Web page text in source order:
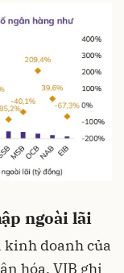
ngoài lãi
kinh doanh của
hóa. VIB ghi